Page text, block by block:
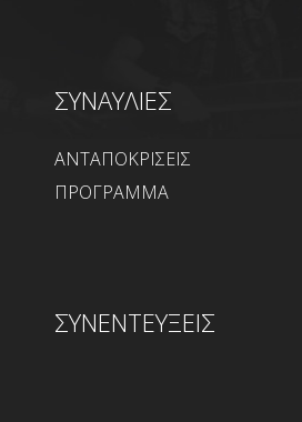
ΣΥΝΑΥΛΙΕΣ
ΑΝΤΑΠΟΚΡΙΣΕΙΣ
ΠΡΟΓΡΑΜΜΑ
ΣΥΝΕΝΤΕΥΞΕΙΣ